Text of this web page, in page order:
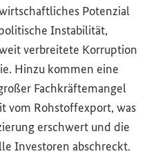
Potenzial
Instabilität,
verbreitete Korruption
Hinzu kommen eine
Fachkräftemangel
vom Rohstoffexport, was
erschwert und die
Investoren abschreckt.